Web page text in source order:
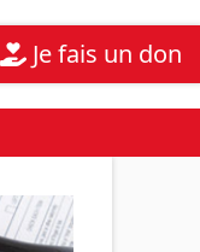
Assistance
Je fais un don